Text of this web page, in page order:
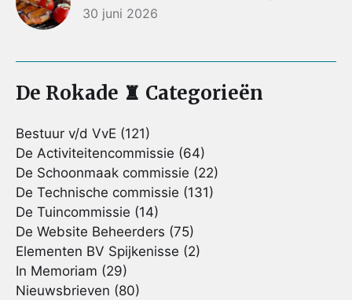
30 juni 2026
De Rokade ♜ Categorieën
Bestuur v/d VvE (121)
De Activiteitencommissie (64)
De Schoonmaak commissie (22)
De Technische commissie (131)
De Tuincommissie (14)
De Website Beheerders (75)
Elementen BV Spijkenisse (2)
In Memoriam (29)
Nieuwsbrieven (80)